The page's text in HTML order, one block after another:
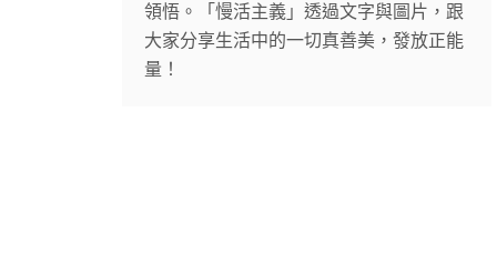
領悟。「慢活主義」透過文字與圖片，跟
大家分享生活中的一切真善美，發放正能
量！